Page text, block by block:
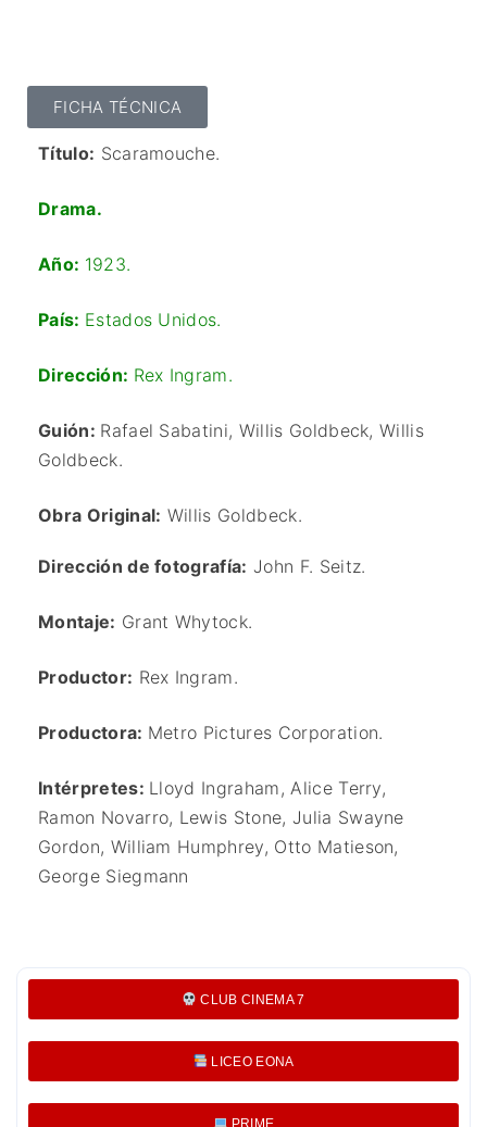
FICHA TÉCNICA
Título: Scaramouche.
Drama.
Año: 1923.
País: Estados Unidos.
Dirección: Rex Ingram.
Guión: Rafael Sabatini, Willis Goldbeck, Willis
Goldbeck.
Obra Original: Willis Goldbeck.
Dirección de fotografía: John F. Seitz.
Montaje: Grant Whytock.
Productor: Rex Ingram.
Productora: Metro Pictures Corporation.
Intérpretes: Lloyd Ingraham, Alice Terry,
Ramon Novarro, Lewis Stone, Julia Swayne
Gordon, William Humphrey, Otto Matieson,
George Siegmann
CLUB CINEMA 7
LICEO EONA
PRIME